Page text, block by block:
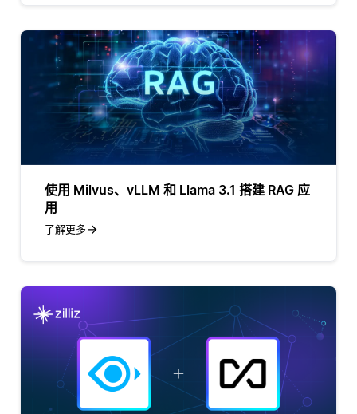
使用 Milvus、vLLM 和 Llama 3.1 搭建 RAG 应
用
了解更多